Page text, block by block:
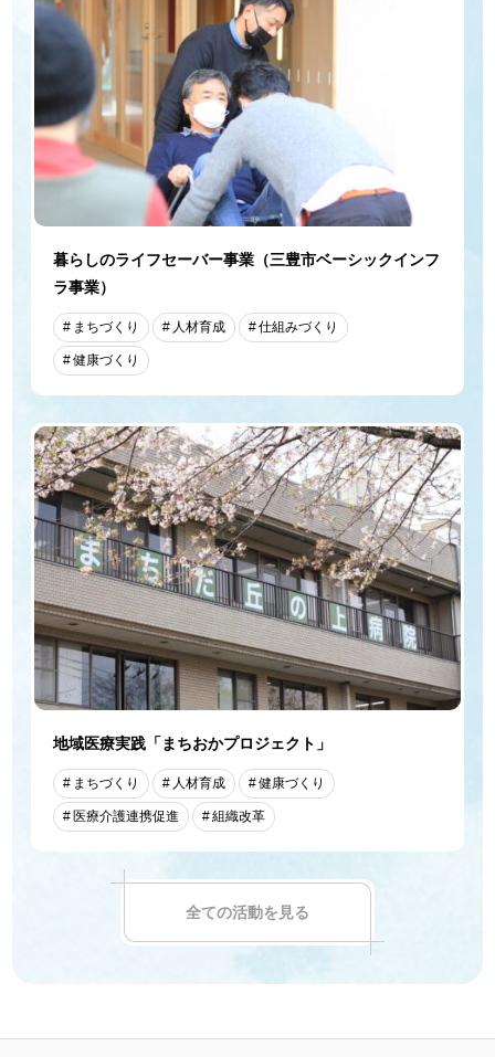
暮らしのライフセーバー事業（三豊市ベーシックインフ
ラ事業）
まちづくり 人材育成 仕組みづくり
健康づくり
地域医療実践「まちおかプロジェクト」
まちづくり 人材育成 健康づくり
医療介護連携促進 組織改革
全ての活動を見る